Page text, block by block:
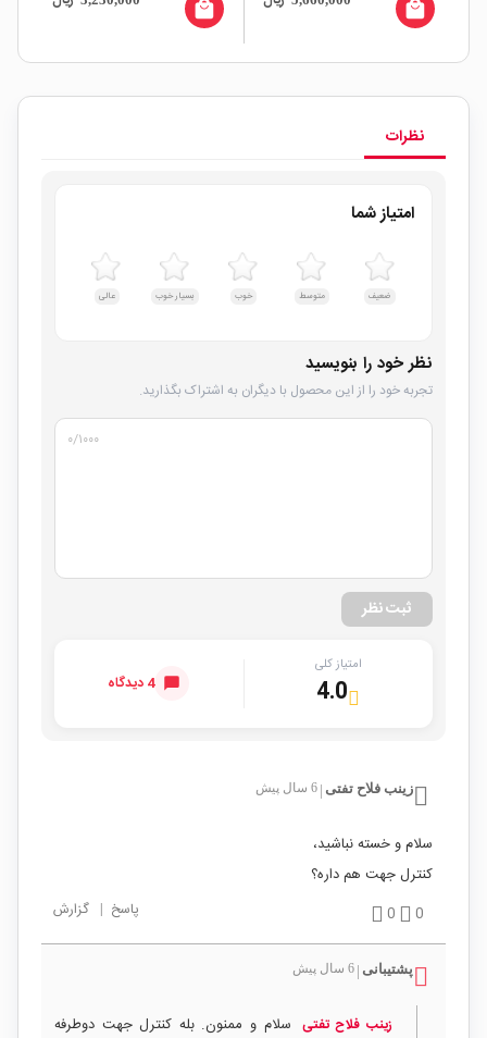
local_mall
local_mall
نظرات
امتیاز شما
ضعیف متوسط خوب بسیار خوب عالی
نظر خود را بنویسید
تجربه خود را از این محصول با دیگران به اشتراک بگذارید.
۰/۱۰۰۰
ثبت نظر
امتیاز کلی
4.0 4 دیدگاه
زینب فلاح تفتی 6 سال پیش
سلام و خسته نباشید،
کنترل جهت هم داره؟
0
0 پاسخ | گزارش
پشتیبانی 6 سال پیش
زینب فلاح تفتی سلام و ممنون. بله کنترل جهت دوطرفه